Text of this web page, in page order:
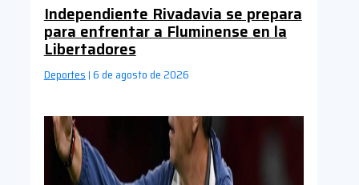
Independiente Rivadavia se prepara
para enfrentar a Fluminense en la
Libertadores
Deportes | 6 de agosto de 2026